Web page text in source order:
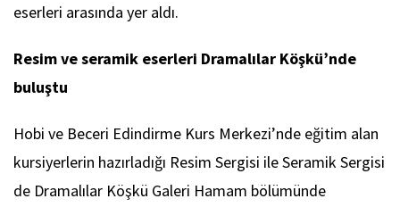
eserleri arasında yer aldı.
Resim ve seramik eserleri Dramalılar Köşkü’nde
buluştu
Hobi ve Beceri Edindirme Kurs Merkezi’nde eğitim alan
kursiyerlerin hazırladığı Resim Sergisi ile Seramik Sergisi
de Dramalılar Köşkü Galeri Hamam bölümünde